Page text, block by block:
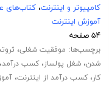
کامپیوتر و اینترنت،کتاب‌های
آموزش اینترنت
۵۴ صفحه
برچسب‌ها: موفقیت شغلی،
شدن،شغل پولساز،کسب درآمد
کار،کسب درآمد از اینترنت،